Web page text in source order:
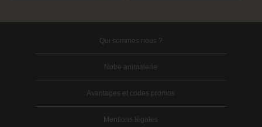
Qui sommes nous ?
Notre animalerie
Avantages et codes promos
Mentions légales